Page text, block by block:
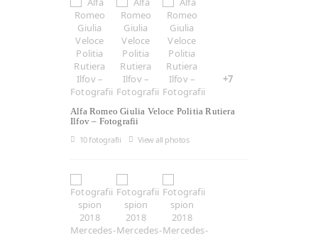
+7
Alfa Romeo Giulia Veloce Politia Rutiera
Ilfov – Fotografii
10 fotografii
View all photos